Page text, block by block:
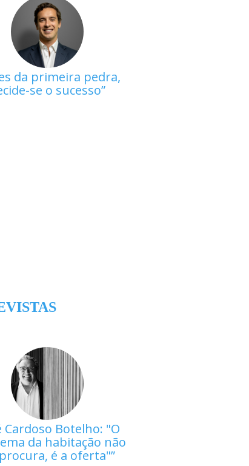
da primeira pedra,
se o sucesso
Cardoso Botelho: "O
da habitação não
é a oferta"